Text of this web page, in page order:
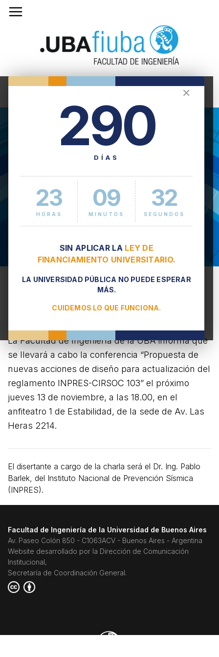
✕
290
DÍAS
23
HORAS
09
MINUTOS
32
SEGUNDOS
SIN APLICAR LA LEY DE
FINANCIAMIENTO UNIVERSITARIO.
LA UNIVERSIDAD PÚBLICA NO PUEDE ESPERAR
MÁS.
CUIDEMOS LO QUE FUNCIONA.
Conferencia sobre el reglamento
La Facultad de Ingeniería de la UBA informa que
se llevará a cabo la conferencia “Propuesta de
nuevas acciones de diseño para actualización del
reglamento INPRES-CIRSOC 103” el próximo
jueves 13 de noviembre, a las 18.00, en el
anfiteatro 1 de Estabilidad, de la sede de Av. Las
Heras 2214.
El disertante a cargo de la charla será el Dr. Ing. Pablo
Barlek, del Instituto Nacional de Prevención Sísmica
(INPRES).
Facultad de Ingeniería de la Universidad de Buenos Aires
Av. Paseo Colón 850 - C1063ACV - Buenos Aires - Argentina
Website desarrollado por la Dirección de Comunicación
Institucional,
Secretaría de Coordinación General.